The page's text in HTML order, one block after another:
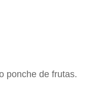
ponche de frutas.